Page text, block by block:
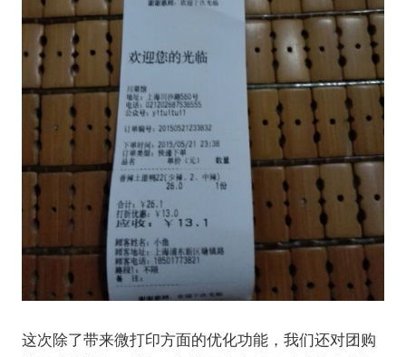
这次除了带来微打印方面的优化功能，我们还对团购